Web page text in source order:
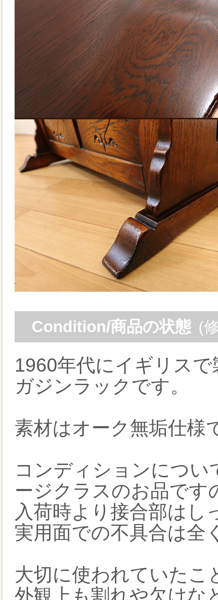
Condition/商品の状態 (
1960年代にイギリス
ガジンラックです。
素材はオーク無垢仕様
コンディションにつ
ージクラスのお品です
入荷時より接合部はし
実用面での不具合は全
大切に使われていたこ
外観上も割れや欠けな